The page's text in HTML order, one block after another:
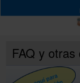
FAQ y